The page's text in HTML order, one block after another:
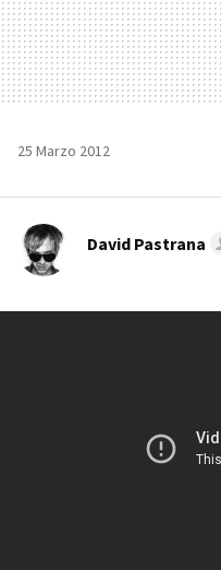
25 Marzo 2012
David Pastrana